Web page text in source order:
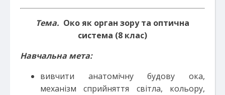
Тема. Око як орган зору та оптична
система (8 клас)
Навчальна мета:
вивчити анатомічну будову ока,
механізм сприйняття світла, кольору,